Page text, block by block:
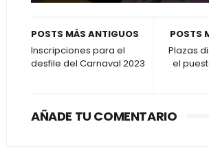
POSTS
Plazas
el
POSTS MÁS ANTIGUOS
Inscripciones para el
desfile del Carnaval 2023
AÑADE TU COMENTARIO